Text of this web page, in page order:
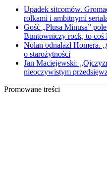
Upadek sitcomów.
rolkami i ambitnymi
Gość „Plusa Minusa”
Buntowniczy rock, to coś
Nolan odnalazł Homera.
o starożytności
Jan Maciejewski:
nieoczywistym
Promowane treści